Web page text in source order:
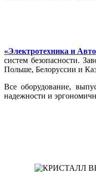
«Электротехника и
систем безопасности.
Польше, Белоруссии и
Все оборудование,
надежности и